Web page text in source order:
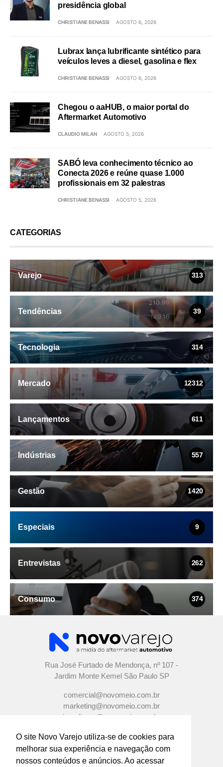
O site Novo Varejo utiliza-se de cookies para
melhorar sua experiência e navegação com
nossos conteúdos e anúncios. Ao acessar
presidência global
CHRISTIANE BENASSI AGOSTO 6, 2026
Lubrax lança lubrificante sintético para
veículos leves a diesel, gasolina e flex
CHRISTIANE BENASSI AGOSTO 6, 2026
Chegou o aaHUB, o maior portal do
Aftermarket Automotivo
CLAUDIO MILAN AGOSTO 5, 2026
SABÓ leva conhecimento técnico ao
Conecta 2026 e reúne quase 1.000
profissionais em 32 palestras
CHRISTIANE BENASSI AGOSTO 5, 2026
CATEGORIAS
Varejo 313
Tendências 39
Tecnologia 314
Mercado 12312
Lançamentos 611
Indústrias 557
Gestão 1420
Especiais 9
Entrevistas 262
Consumo 374
Rua José Furtado de Mendonça, nº 107 -
Jardim Monte Kemel São Paulo SP
comercial@novomeio.com.br
marketing@novomeio.com.br
jornalismo@novomeio.com.br